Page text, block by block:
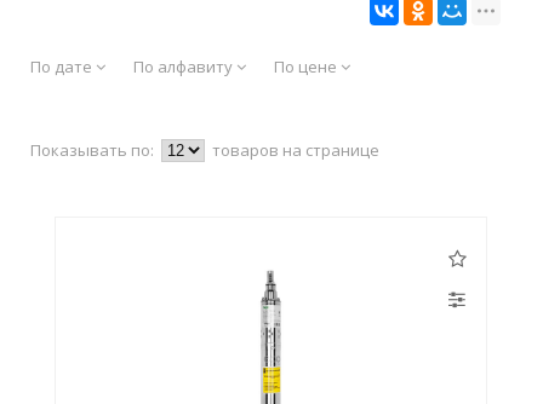
По дате По алфавиту По цене
Показывать по: товаров на странице